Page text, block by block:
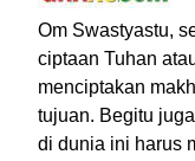
Om Swastyastu,
ciptaan Tuhan
menciptakan
tujuan. Begitu
di dunia ini harus